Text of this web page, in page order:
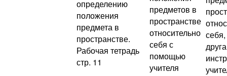
определению
положения
предмета в
пространстве.
Рабочая тетрадь
стр. 11
предметов в
пространстве
относительно
себя с
помощью
учителя